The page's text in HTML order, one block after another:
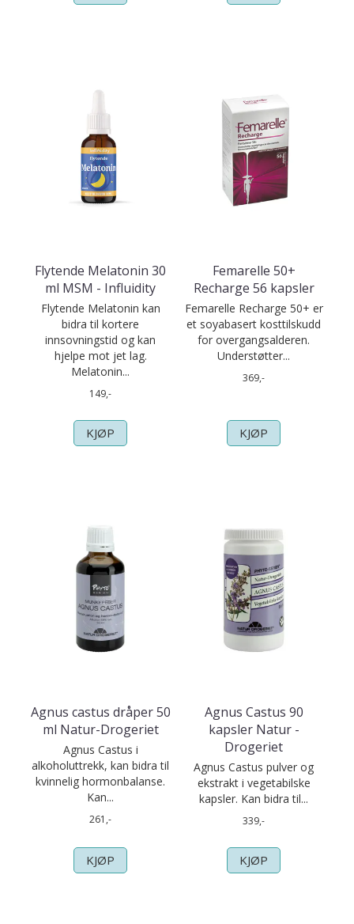
Flytende Melatonin 30
ml MSM - Influidity
Flytende Melatonin kan
bidra til kortere
innsovningstid og kan
hjelpe mot jet lag.
Melatonin...
149,-
KJØP
Femarelle 50+
Recharge 56 kapsler
Femarelle Recharge 50+ er
et soyabasert kosttilskudd
for overgangsalderen.
Understøtter...
369,-
KJØP
Agnus castus dråper 50
ml Natur-Drogeriet
Agnus Castus i
alkoholuttrekk, kan bidra til
kvinnelig hormonbalanse.
Kan...
261,-
KJØP
Agnus Castus 90
kapsler Natur -
Drogeriet
Agnus Castus pulver og
ekstrakt i vegetabilske
kapsler. Kan bidra til...
339,-
KJØP